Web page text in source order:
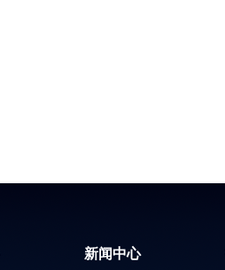
新闻中心